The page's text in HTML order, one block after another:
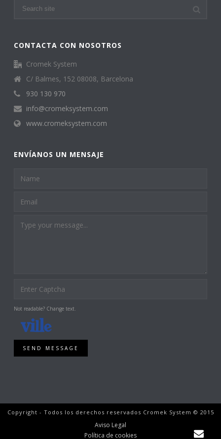
CONTACTA CON NOSOTROS
Cromek System
C/ Balmes, 152 08008, Barcelona
930 130 970
info@cromeksystem.com
www.cromeksystem.com
ENVÍANOS UN MENSAJE
Not readable? Change text.
SEND MESSAGE
Copyright - Todos los derechos reservados Cromek System © 2015
Aviso Legal
Política de cookies